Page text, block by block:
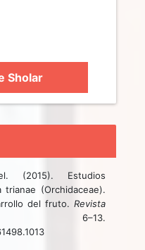
Sholar
(2015). Estudios
trianae (Orchidaceae).
del fruto. Revista
6–13.